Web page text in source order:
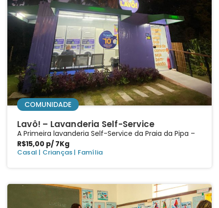
COMUNIDADE
Lavô! – Lavanderia Self-Service
A Primeira lavanderia Self-Service da Praia da Pipa –
R$15,00 p/ 7Kg
Casal | Crianças | Família